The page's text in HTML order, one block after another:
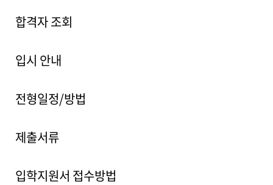
합격자 조회
입시 안내
전형일정/방법
제출서류
입학지원서 접수방법